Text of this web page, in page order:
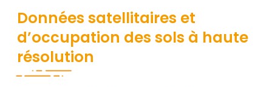
Données satellitaires et
d’occupation des sols à haute
résolution